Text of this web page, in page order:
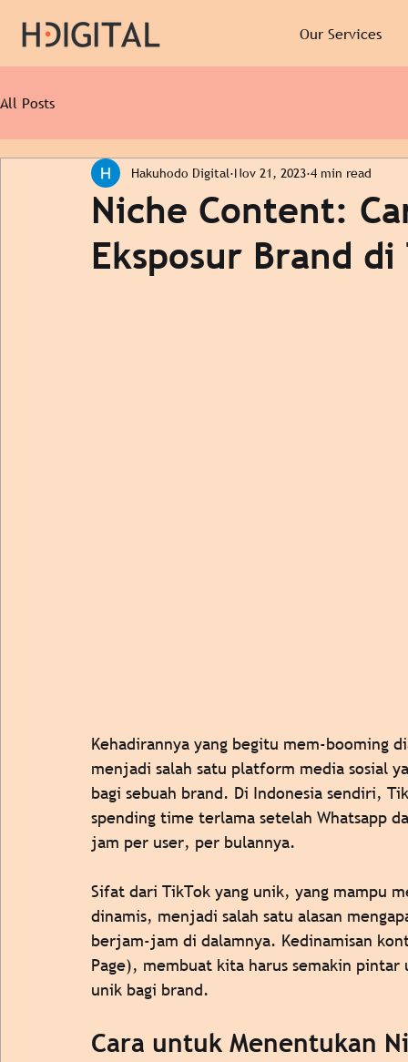
Our Services
All Posts
Niche Content:
Eksposur Brand
Hakuhodo Digital Nov 21, 2023 4 min read
Kehadirannya yang begitu mem-booming
menjadi salah satu platform media sosial
bagi sebuah brand. Di Indonesia sendiri,
spending time terlama setelah Whatsapp
jam per user, per bulannya.
Sifat dari TikTok yang unik, yang mampu
dinamis, menjadi salah satu alasan
berjam-jam di dalamnya. Kedinamisan
Page), membuat kita harus semakin
unik bagi brand.
Cara untuk Menentukan